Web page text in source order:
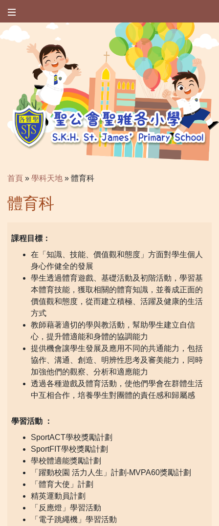
首頁 » 學科天地 » 體育科
體育科
課程目標：
在「知識、技能、價值觀和態度」方面對學生個人
身心作健全的發展
學生透過體育遊戲、基礎活動及初階活動，學習基
本體育技能，獲取相關的體育知識，並養成正面的
價值觀和態度，從而建立積極、活躍及健康的生活
方式
教師藉著適切的學與教活動，幫助學生建立自信
心，提升體適能和身體的協調能力
提供機會讓學生發展及應用不同的共通能力，包括
協作、溝通、創造、明辨性思考及審美能力，同時
加強他們的觀察、分析和適應能力
透過各種遊戲及體育活動，使他們學會在群體生活
中互相合作，培養學生對團體的責任感和歸屬感
學習活動 ：
SportACT學校獎勵計劃
SportFIT學校獎勵計劃
學校體適能獎勵計劃
「躍動校園 活力人生」計劃-MVPA60獎勵計劃
「體育大使」計劃
精英運動員計劃
「反應燈」學習活動
「電子跳繩機」學習活動